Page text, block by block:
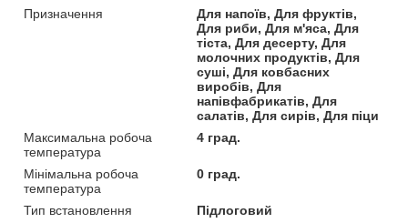
Призначення
Для напоїв, Для фруктів,
Для риби, Для м'яса, Для
тіста, Для десерту, Для
молочних продуктів, Для
суші, Для ковбасних
виробів, Для
напівфабрикатів, Для
салатів, Для сирів, Для піци
Максимальна робоча
температура
4 град.
Мінімальна робоча
температура
0 град.
Тип встановлення
Підлоговий